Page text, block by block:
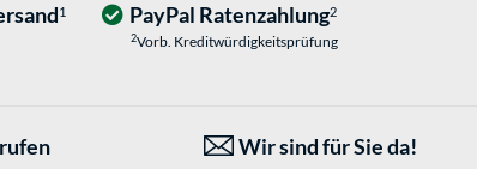
1 PayPal Ratenzahlung2
2Vorb. Kreditwürdigkeitsprüfung
Wir sind für Sie da!